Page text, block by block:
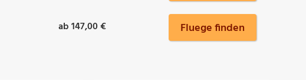
ab 147,00 € Fluege finden